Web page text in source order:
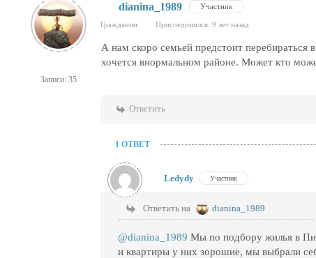
Записи: 35
dianina_1989 Участник
Гражданин Присоединился: 9 лет назад
А нам скоро семьей предстоит перебираться
хочется внормальном районе. Может кто
Ответить
1 ОТВЕТ
Ledydy Участник
Ответить на dianina_1989
@dianina_1989 Мы по подбору жилья в
и квартиры у них зорошие, мы выбрали